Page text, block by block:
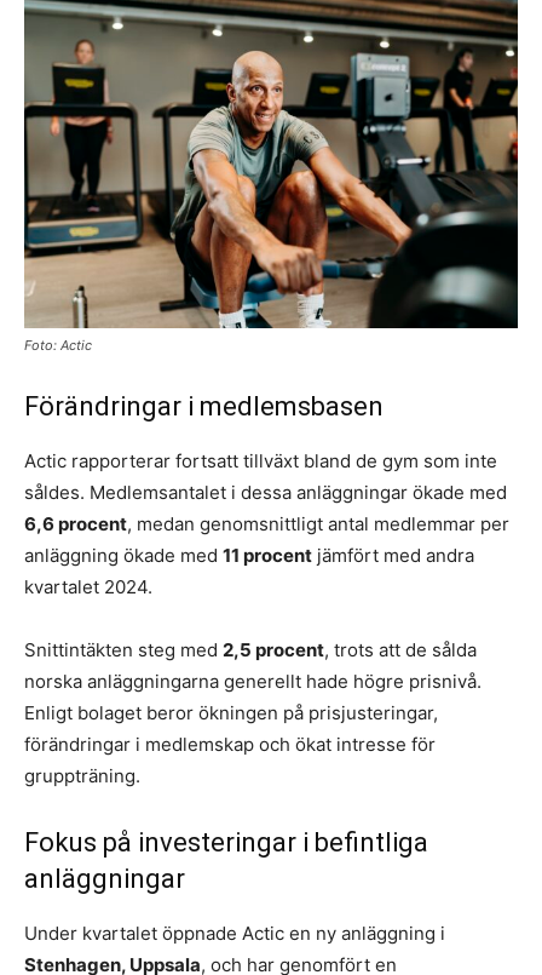
Foto: Actic
Förändringar i medlemsbasen
Actic rapporterar fortsatt tillväxt bland de gym som inte
såldes. Medlemsantalet i dessa anläggningar ökade med
6,6 procent, medan genomsnittligt antal medlemmar per
anläggning ökade med 11 procent jämfört med andra
kvartalet 2024.
Snittintäkten steg med 2,5 procent, trots att de sålda
norska anläggningarna generellt hade högre prisnivå.
Enligt bolaget beror ökningen på prisjusteringar,
förändringar i medlemskap och ökat intresse för
gruppträning.
Fokus på investeringar i befintliga
anläggningar
Under kvartalet öppnade Actic en ny anläggning i
Stenhagen, Uppsala, och har genomfört en